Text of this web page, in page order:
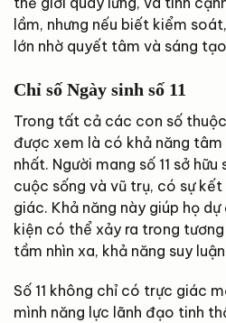
lầm, nhưng nếu biết kiểm
lớn nhờ quyết tâm và sáng
Chỉ số Ngày sinh số 11
Trong tất cả các con số thuộc
được xem là có khả năng tâm
nhất. Người mang số 11 sở
cuộc sống và vũ trụ, có sự
giác. Khả năng này giúp họ
kiện có thể xảy ra trong
tầm nhìn xa, khả năng suy
Số 11 không chỉ có trực giác
mình năng lực lãnh đạo tinh